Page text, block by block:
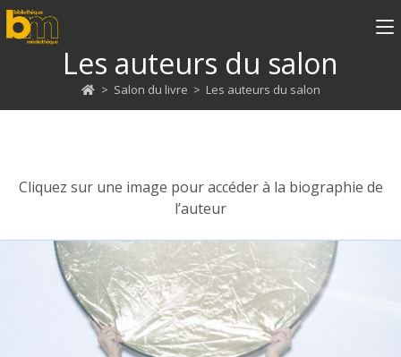
Les auteurs du salon
> Salon du livre > Les auteurs du salon
Cliquez sur une image pour accéder à la biographie de
l’auteur